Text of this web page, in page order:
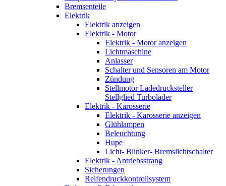
Bremsenteile
Elektrik
Elektrik anzeigen
Elektrik - Motor
Elektrik - Motor anzeigen
Lichtmaschine
Anlasser
Schalter und Sensoren am Motor
Zündung
Stellmotor Ladedrucksteller
Stellglied Turbolader
Elektrik - Karosserie
Elektrik - Karosserie anzeigen
Glühlampen
Beleuchtung
Hupe
Licht- Blinker- Bremslichtschalter
Elektrik - Antriebsstrang
Sicherungen
Reifendruckkontrollsystem